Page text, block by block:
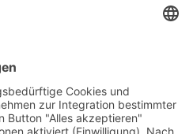
124
∎ Südtirol/Italien
0039 340 401